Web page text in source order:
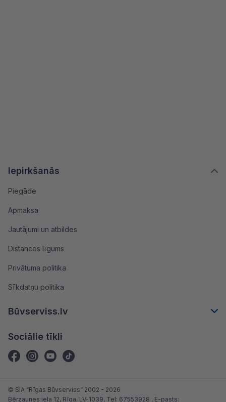
Iepirkšanās
Piegāde
Apmaksa
Jautājumi un atbildes
Distances līgums
Privātuma politika
Sīkdatņu politika
Būvserviss.lv
Sociālie tīkli
© SIA “Rīgas Būvserviss” 2002 - 2026
Bērzaunes iela 12, Rīga, LV-1039, Tel: 67553928 , E-pasts: